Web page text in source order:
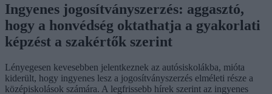
Ingyenes jogosítványszerzés: aggasztó,
hogy a honvédség oktathatja a gyakorlati
képzést a szakértők szerint
Lényegesen kevesebben jelentkeznek az autósiskolákba, mióta
kiderült, hogy ingyenes lesz a jogosítványszerzés elméleti része a
középiskolások számára. A legfrissebb hírek szerint az ingyenes